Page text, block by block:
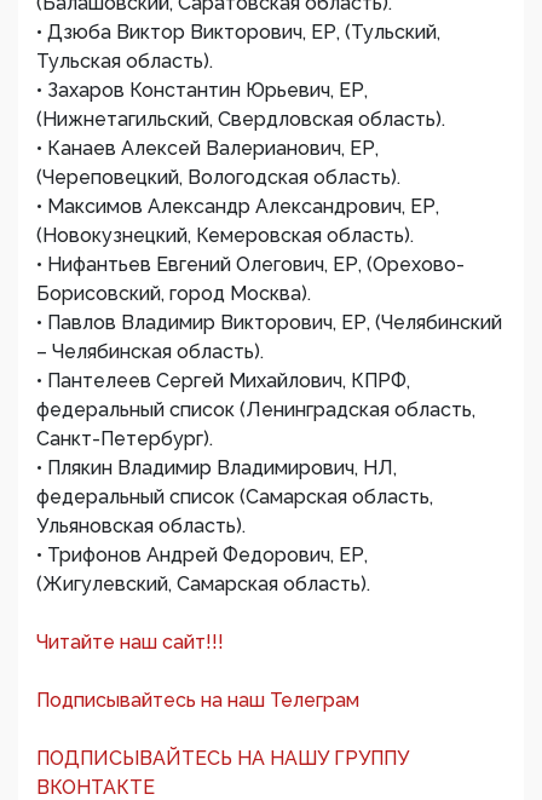
• Дзюба Виктор Викторович, ЕР, (Тульский,
Тульская область).
• Захаров Константин Юрьевич, ЕР,
(Нижнетагильский, Свердловская область).
• Канаев Алексей Валерианович, ЕР,
(Череповецкий, Вологодская область).
• Максимов Александр Александрович, ЕР,
(Новокузнецкий, Кемеровская область).
• Нифантьев Евгений Олегович, ЕР, (Орехово-
Борисовский, город Москва).
• Павлов Владимир Викторович, ЕР, (Челябинский
– Челябинская область).
• Пантелеев Сергей Михайлович, КПРФ,
федеральный список (Ленинградская область,
Санкт-Петербург).
• Плякин Владимир Владимирович, НЛ,
федеральный список (Самарская область,
Ульяновская область).
• Трифонов Андрей Федорович, ЕР,
(Жигулевский, Самарская область).
Читайте наш сайт!!!
Подписывайтесь на наш Телеграм
ПОДПИСЫВАЙТЕСЬ НА НАШУ ГРУППУ
ВКОНТАКТЕ